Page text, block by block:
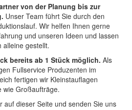
von der Planung bis zur
Unser Team führt Sie durch den
Wir helfen Ihnen gerne
und unseren Ideen und lassen
alleine gestellt.
bereits ab 1 Stück möglich. Als
Fullservice Produzenten im
fertigen wir Kleinstauflagen
wie Großaufträge.
auf dieser Seite und senden Sie uns